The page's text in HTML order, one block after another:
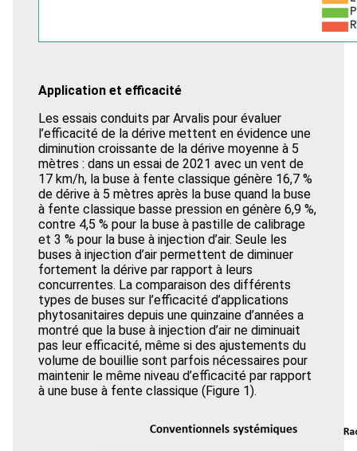
Application et efficacité
Les essais conduits par Arvalis pour évaluer
l’efficacité de la dérive mettent en évidence une
diminution croissante de la dérive moyenne à 5
mètres : dans un essai de 2021 avec un vent de
17 km/h, la buse à fente classique génère 16,7 %
de dérive à 5 mètres après la buse quand la buse
à fente classique basse pression en génère 6,9 %,
contre 4,5 % pour la buse à pastille de calibrage
et 3 % pour la buse à injection d’air. Seule les
buses à injection d’air permettent de diminuer
fortement la dérive par rapport à leurs
concurrentes. La comparaison des différents
types de buses sur l’efficacité d’applications
phytosanitaires depuis une quinzaine d’années a
montré que la buse à injection d’air ne diminuait
pas leur efficacité, même si des ajustements du
volume de bouillie sont parfois nécessaires pour
maintenir le même niveau d’efficacité par rapport
à une buse à fente classique (Figure 1).